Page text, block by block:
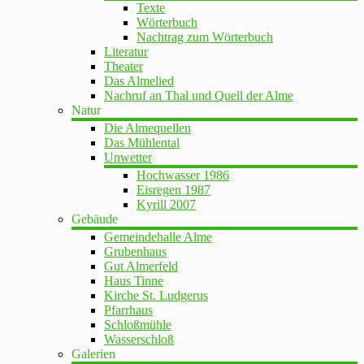
Texte
Wörterbuch
Nachtrag zum Wörterbuch
Literatur
Theater
Das Almelied
Nachruf an Thal und Quell der Alme
Natur
Die Almequellen
Das Mühlental
Unwetter
Hochwasser 1986
Eisregen 1987
Kyrill 2007
Gebäude
Gemeindehalle Alme
Grubenhaus
Gut Almerfeld
Haus Tinne
Kirche St. Ludgerus
Pfarrhaus
Schloßmühle
Wasserschloß
Galerien